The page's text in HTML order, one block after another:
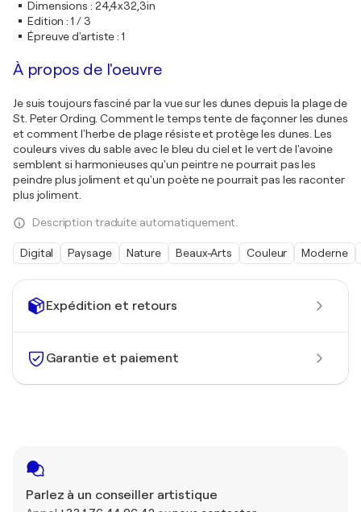
Expédition et retours
Garantie et paiement
Parlez à un conseiller artistique
Dimensions : 24,4x32,3in
Edition :1 / 3
Épreuve d'artiste:1
À propos de l'oeuvre
Je suis toujours fasciné par la vue sur les dunes depuis la plage de
St. Peter Ording. Comment le temps tente de façonner les dunes
et comment l'herbe de plage résiste et protège les dunes. Les
couleurs vives du sable avec le bleu du ciel et le vert de l'avoine
semblent si harmonieuses qu'un peintre ne pourrait pas les
peindre plus joliment et qu'un poète ne pourrait pas les raconter
plus joliment.
Description traduite automatiquement.
Digital Paysage Nature Beaux-Arts Couleur Moderne